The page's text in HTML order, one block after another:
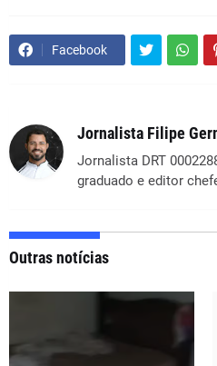
Facebook
Jornalista Filipe
Jornalista DRT
graduado e editor
Outras notícias